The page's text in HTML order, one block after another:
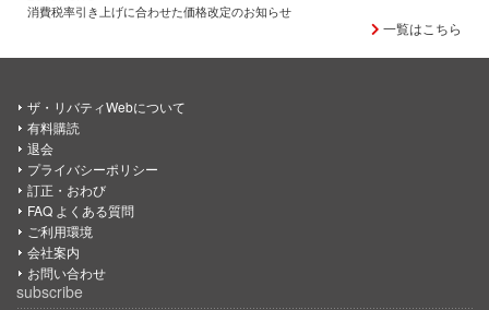
消費税率引き上げに合わせた価格改定のお知らせ
一覧はこちら
ザ・リバティWebについて
有料購読
退会
プライバシーポリシー
訂正・おわび
FAQ よくある質問
ご利用環境
会社案内
お問い合わせ
subscribe